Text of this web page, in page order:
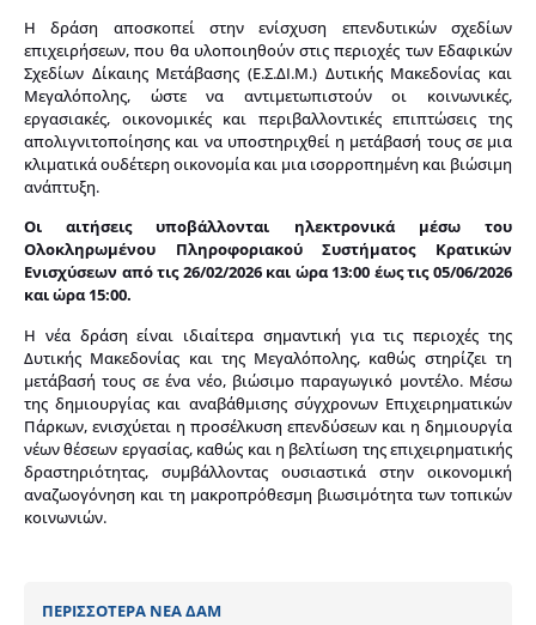
Η δράση αποσκοπεί στην ενίσχυση επενδυτικών σχεδίων
επιχειρήσεων, που θα υλοποιηθούν στις περιοχές των Εδαφικών
Σχεδίων Δίκαιης Μετάβασης (Ε.Σ.ΔΙ.Μ.) Δυτικής Μακεδονίας και
Μεγαλόπολης, ώστε να αντιμετωπιστούν οι κοινωνικές,
εργασιακές, οικονομικές και περιβαλλοντικές επιπτώσεις της
απολιγνιτοποίησης και να υποστηριχθεί η μετάβασή τους σε μια
κλιματικά ουδέτερη οικονομία και μια ισορροπημένη και βιώσιμη
ανάπτυξη.
Οι αιτήσεις υποβάλλονται ηλεκτρονικά μέσω του
Ολοκληρωμένου Πληροφοριακού Συστήματος Κρατικών
Ενισχύσεων από τις 26/02/2026 και ώρα 13:00 έως τις 05/06/2026
και ώρα 15:00.
Η νέα δράση είναι ιδιαίτερα σημαντική για τις περιοχές της
Δυτικής Μακεδονίας και της Μεγαλόπολης, καθώς στηρίζει τη
μετάβασή τους σε ένα νέο, βιώσιμο παραγωγικό μοντέλο. Μέσω
της δημιουργίας και αναβάθμισης σύγχρονων Επιχειρηματικών
Πάρκων, ενισχύεται η προσέλκυση επενδύσεων και η δημιουργία
νέων θέσεων εργασίας, καθώς και η βελτίωση της επιχειρηματικής
δραστηριότητας, συμβάλλοντας ουσιαστικά στην οικονομική
αναζωογόνηση και τη μακροπρόθεσμη βιωσιμότητα των τοπικών
κοινωνιών.
ΠΕΡΙΣΣΟΤΕΡΑ ΝΕΑ ΔΑΜ